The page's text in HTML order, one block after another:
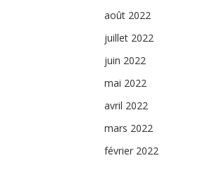
août 2022
juillet 2022
juin 2022
mai 2022
avril 2022
mars 2022
février 2022